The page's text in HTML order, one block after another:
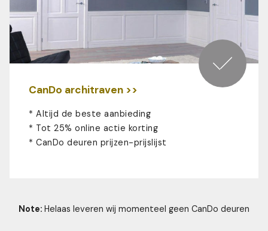
CanDo architraven >>
* Altijd de beste aanbieding
* Tot 25% online actie korting
* CanDo deuren prijzen-prijslijst
Note: Helaas leveren wij momenteel geen CanDo deuren